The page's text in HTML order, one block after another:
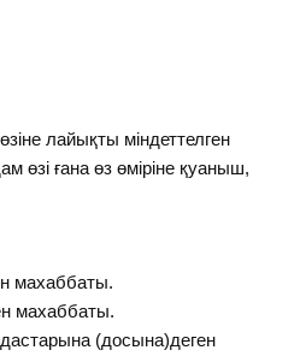
лайықты міндеттелген
өзі ғана өз өміріне қуаныш,
махаббаты.
махаббаты.
(досына)деген